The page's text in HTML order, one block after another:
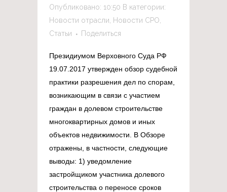
Опубликовано: 10:50 В категории:
Новости отрасли
Новости СРО
Статьи
Поделиться
Президиумом Верховного Суда РФ
19.07.2017 утвержден обзор судебной
практики разрешения дел по спорам,
возникающим в связи с участием
граждан в долевом строительстве
многоквартирных домов и иных
объектов недвижимости. В Обзоре
отражены, в частности, следующие
выводы: 1) уведомление
застройщиком участника долевого
строительства о переносе сроков